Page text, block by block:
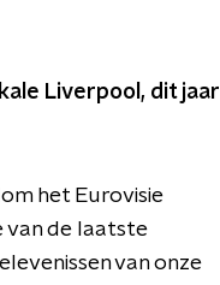
Liverpool, dit jaar
het Eurovisie
van de laatste
van onze